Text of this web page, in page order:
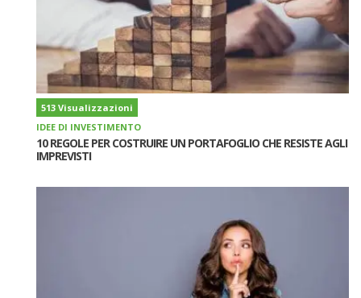
513 Visualizzazioni
IDEE DI INVESTIMENTO
10 REGOLE PER COSTRUIRE UN PORTAFOGLIO CHE RESISTE AGLI
IMPREVISTI